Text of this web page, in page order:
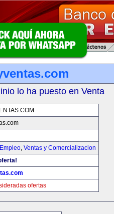
lo ha puesto en Venta
, Ventas y Comercializacion
ofertas